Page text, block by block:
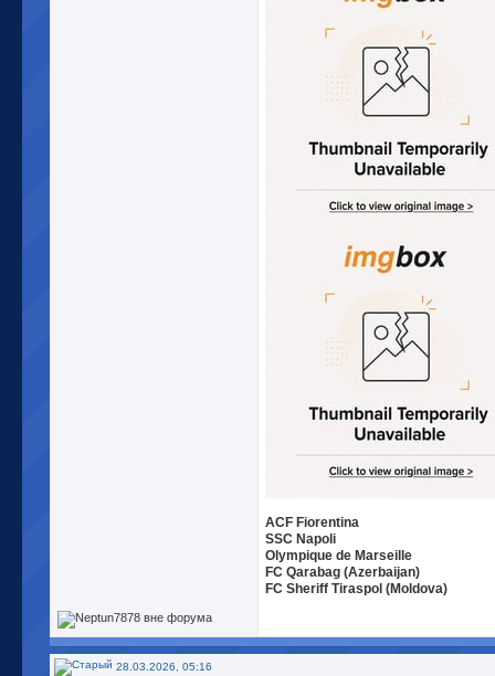
ACF Fiorentina
SSC Napoli
Olympique de Marseille
FC Qarabag (Azerbaijan)
FC Sheriff Tiraspol (Moldova)
28.03.2026, 05:16